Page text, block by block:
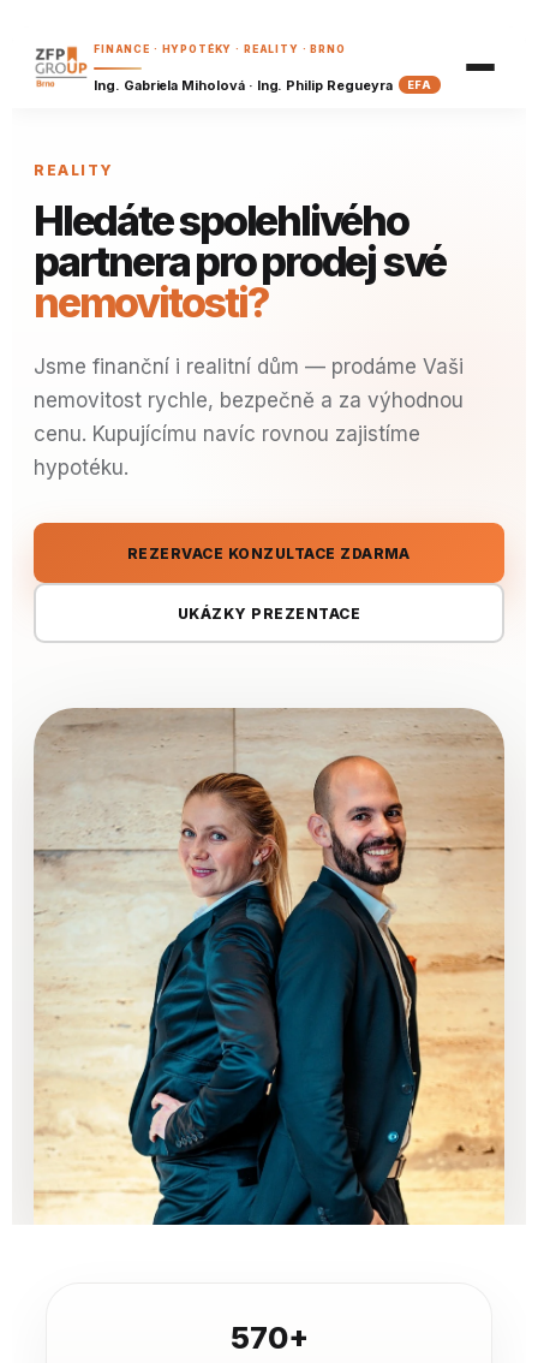
FINANCE · HYPOTÉKY · REALITY · BRNO
Ing. Gabriela Miholová · Ing. Philip Regueyra EFA
Šanon klienta
Dostupnost bydlení
Koupě, nebo pronájem?
Investiční kalkulačka
Důchodová kalkulačka BRZY
Spoření a investice pro děti BRZY
Pojistná kalkulačka
Náš tým
Píšeme
REALITY
Hledáte spolehlivého
partnera pro prodej své
nemovitosti?
Jsme finanční i realitní dům — prodáme Vaši
nemovitost rychle, bezpečně a za výhodnou
cenu. Kupujícímu navíc rovnou zajistíme
hypotéku.
REZERVACE KONZULTACE ZDARMA
UKÁZKY PREZENTACE
570+